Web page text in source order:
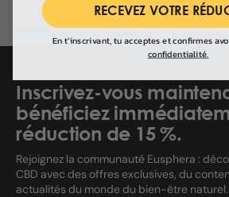
Présent dans plus de 500
Inscrivez-vous
bénéficiez
réduction de 15 %.
Rejoignez la communauté Eusphera :
CBD avec des offres exclusives, du
actualités du monde du bien-être naturel.
RECEVEZ VOTRE
En t’inscrivant, tu acceptes et confirmes
confidentialité.